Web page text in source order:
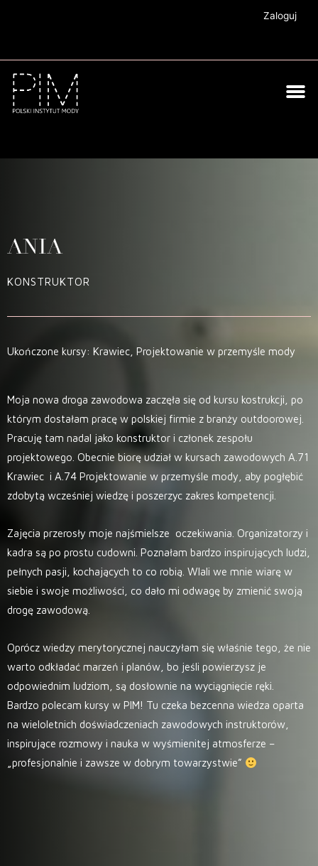
Zaloguj
ANIA
KONSTRUKTOR
Ukończone kursy: Krawiec, Projektowanie w przemyśle mody
Moja nowa droga zawodowa zaczęła się od kursu kostrukcji, po
którym dostałam pracę w polskiej firmie z branży outdoorowej.
Pracuję tam nadal jako konstruktor i członek zespołu
projektowego. Obecnie biorę udział w kursach zawodowych A.71
Krawiec i A.74 Projektowanie w przemyśle mody, aby pogłębić
zdobytą wcześniej wiedzę i poszerzyc zakres kompetencji.
Zajęcia przerosły moje najśmielsze oczekiwania. Organizatorzy i
kadra są po prostu cudowni. Poznałam bardzo inspirujących ludzi,
pełnych pasji, kochających to co robią. Wlali we mnie wiarę w
siebie i swoje możliwości, co dało mi odwagę by zmienić swoją
drogę zawodową.
Oprócz wiedzy merytorycznej nauczyłam się właśnie tego, że nie
warto odkładać marzeń i planów, bo jeśli powierzysz je
odpowiednim ludziom, są dosłownie na wyciągnięcie ręki.
Bardzo polecam kursy w PIM! Tu czeka bezcenna wiedza oparta
na wieloletnich doświadczeniach zawodowych instruktorów,
inspirujące rozmowy i nauka w wyśmienitej atmosferze –
„profesjonalnie i zawsze w dobrym towarzystwie”